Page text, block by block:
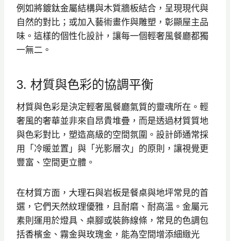
例如將鍍鈦金屬結構與木質牆板結合，呈現現代與
自然的對比；或加入藝術畫作與雕塑，彰顯屋主品
味。這樣的個性化設計，讓每一個輕奢風餐廳都獨
一無二。
3. 材質與色彩的協調平衡
材質與色彩是決定輕奢風餐廳氣質的靈魂所在。輕
奢風的奢華並非來自昂貴堆疊，而是透過材質質地
與色彩對比，塑造高級的空間氛圍。設計師通常採
用「冷暖並置」與「光影層次」的原則，讓視覺更
豐富、空間更立體。
在材質方面，大理石與岩板是餐桌與地坪常見的首
選，它們天然紋理優雅，且耐磨、耐高溫。金屬元
素則運用於燈具、桌腳或裝飾線條，常見的色調包
括香檳金、霧金與玫瑰金，能為空間增添細緻光